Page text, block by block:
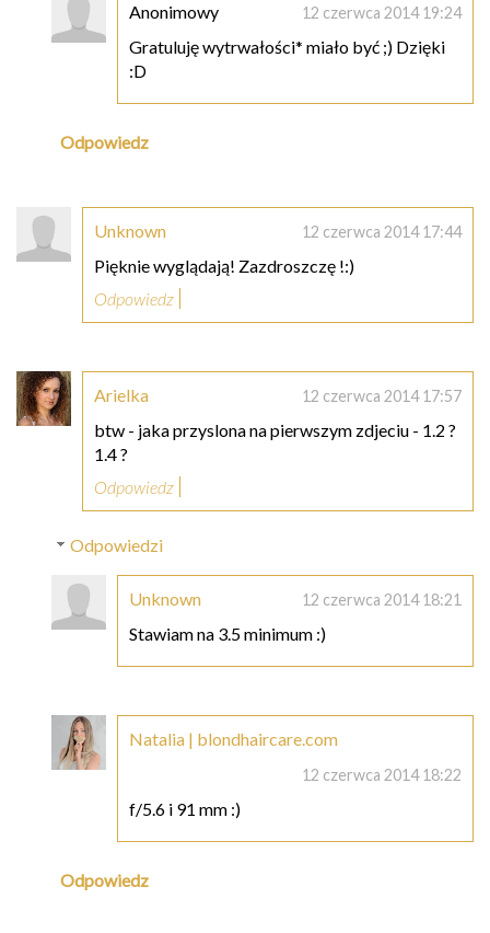
Anonimowy 12 czerwca 2014 19:24
Gratuluję wytrwałości* miało być ;) Dzięki
:D
Odpowiedz
Unknown 12 czerwca 2014 17:44
Pięknie wyglądają! Zazdroszczę !:)
Odpowiedz
Arielka 12 czerwca 2014 17:57
btw - jaka przyslona na pierwszym zdjeciu - 1.2 ?
1.4 ?
Odpowiedz
Odpowiedzi
Unknown 12 czerwca 2014 18:21
Stawiam na 3.5 minimum :)
Natalia | blondhaircare.com
12 czerwca 2014 18:22
f/5.6 i 91 mm :)
Odpowiedz